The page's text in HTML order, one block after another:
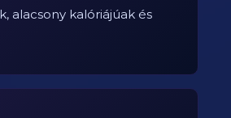
alacsony kalóriájúak és